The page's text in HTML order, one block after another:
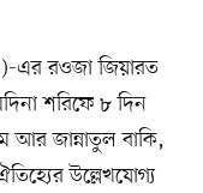
এর রওজা জিয়ারত
শরিফে ৮ দিন
আর জান্নাতুল বাকি,
উল্লেখযোগ্য